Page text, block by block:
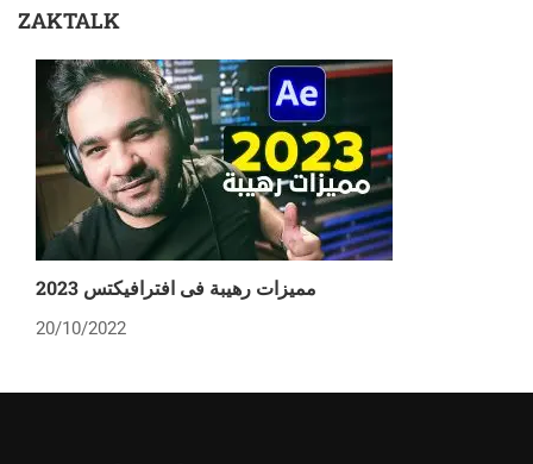
ZAKTALK
مميزات رهيبة فى افترافيكتس 2023
20/10/2022